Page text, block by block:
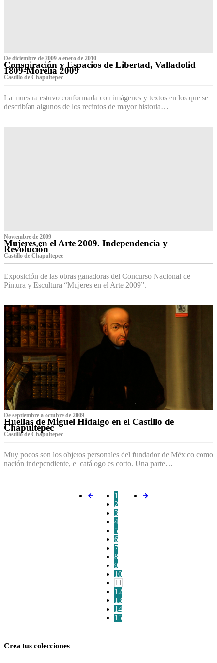
De diciembre de 2009 a enero de 2010
Conspiración y Espacios de Libertad, Valladolid
1809-Morelia 2009
Castillo de Chapultepec
La muestra estuvo conformada con imágenes y textos en los que se
describían algunos de los recintos de mayor historia…
Noviembre de 2009
Mujeres en el Arte 2009. Independencia y
Revolución
Castillo de Chapultepec
Exposición de las obras ganadoras del Concurso Nacional de
Pintura y Escultura “Mujeres en el Arte 2009”.
De septiembre a octubre de 2009
Huellas de Miguel Hidalgo en el Castillo de
Chapultepec
Castillo de Chapultepec
Muy pocos son los objetos personales del fundador de México como
nación independiente, el catálogo es corto. Una parte…
1
2
3
4
5
6
7
8
9
10
11
12
13
14
15
Crea tus colecciones